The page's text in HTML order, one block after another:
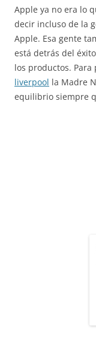
Apple ya no era lo
decir incluso de la
Apple. Esa gente
está detrás del
los productos.
liverpool la Madre
equilibrio siempre